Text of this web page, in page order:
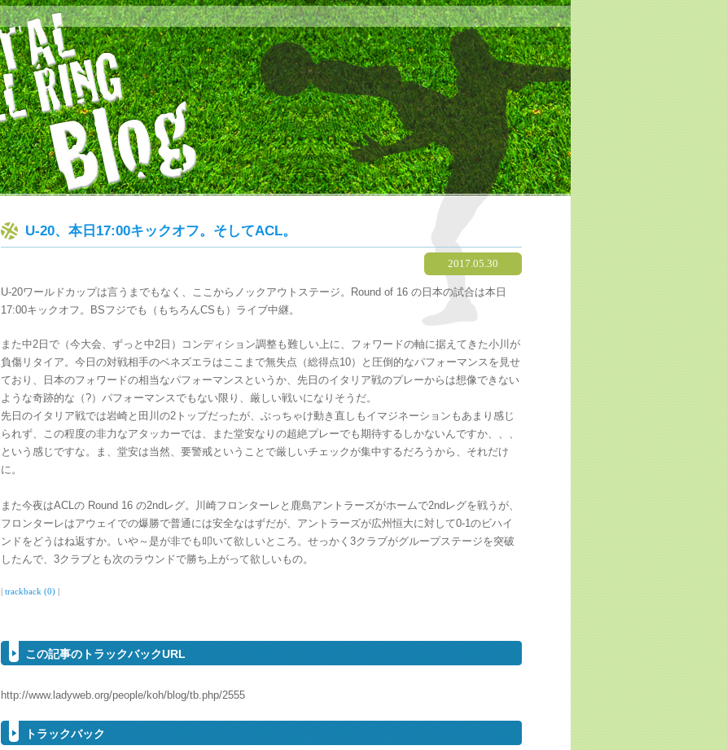
U-20、本日17:00キックオフ。そしてACL。
2017.05.30
U-20ワールドカップは言うまでもなく、ここからノックアウトステージ。Round of 16 の日本の試合は本日
17:00キックオフ。BSフジでも（もちろんCSも）ライブ中継。
また中2日で（今大会、ずっと中2日）コンディション調整も難しい上に、フォワードの軸に据えてきた小川が
負傷リタイア。今日の対戦相手のベネズエラはここまで無失点（総得点10）と圧倒的なパフォーマンスを見せ
ており、日本のフォワードの相当なパフォーマンスというか、先日のイタリア戦のプレーからは想像できない
ような奇跡的な（?）パフォーマンスでもない限り、厳しい戦いになりそうだ。
先日のイタリア戦では岩崎と田川の2トップだったが、ぶっちゃけ動き直しもイマジネーションもあまり感じ
られず、この程度の非力なアタッカーでは、また堂安なりの超絶プレーでも期待するしかないんですか、、、
という感じですな。ま、堂安は当然、要警戒ということで厳しいチェックが集中するだろうから、それだけ
に。
また今夜はACLの Round 16 の2ndレグ。川崎フロンターレと鹿島アントラーズがホームで2ndレグを戦うが、
フロンターレはアウェイでの爆勝で普通には安全なはずだが、アントラーズが広州恒大に対して0-1のビハイ
ンドをどうはね返すか。いや～是が非でも叩いて欲しいところ。せっかく3クラブがグループステージを突破
したんで、3クラブとも次のラウンドで勝ち上がって欲しいもの。
| trackback (0) |
この記事のトラックバックURL
http://www.ladyweb.org/people/koh/blog/tb.php/2555
トラックバック